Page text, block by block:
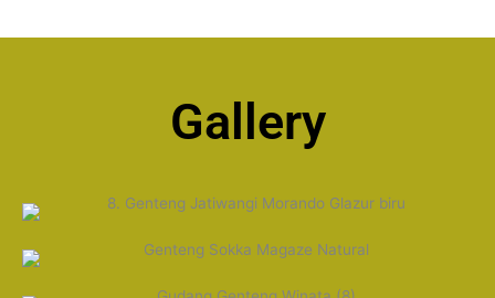
Gallery